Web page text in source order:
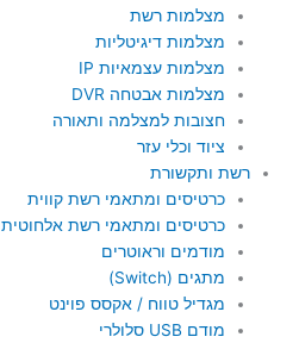
מצלמות רשת
מצלמות דיגיטליות
מצלמות עצמאיות IP
מצלמות אבטחה DVR
חצובות למצלמה ותאורה
ציוד וכלי עזר
רשת ותקשורת
כרטיסים ומתאמי רשת קווית
כרטיסים ומתאמי רשת אלחוטית
מודמים וראוטרים
מתגים (Switch)
מגדיל טווח / אקסס פוינט
מודם USB סלולרי